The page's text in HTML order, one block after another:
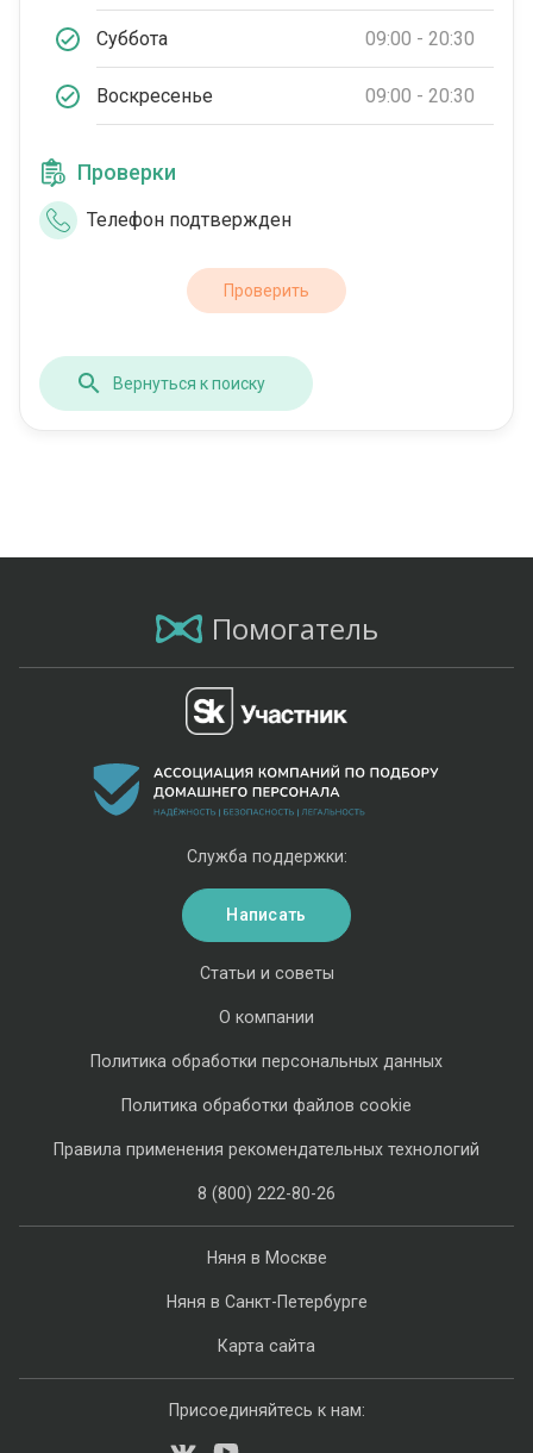
Суббота 09:00 - 20:30
Воскресенье 09:00 - 20:30
Проверки
Телефон подтвержден
Проверить
Вернуться к поиску
Помогатель
Няня в Москве
Няня в Санкт-Петербурге
Карта сайта
Статьи и советы
О компании
Политика обработки персональных данных
Политика обработки файлов cookie
Правила применения рекомендательных технологий
8 (800) 222-80-26
Служба поддержки:
Написать
Присоединяйтесь к нам: